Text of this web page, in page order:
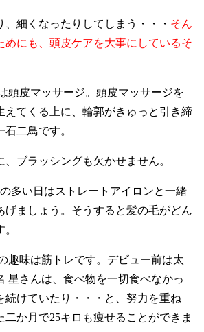
細くなったりしてしまう・・・ そん
めにも、頭皮ケアを大事にしているそ
頭皮マッサージ。頭皮マッサージを
えてくる上に、輪郭がきゅっと引き締
二鳥です。
ブラッシングも欠かせません。
多い日はストレートアイロンと一緒
げましょう。そうすると髪の毛がどん
趣味は筋トレです。デビュー前は太
星さんは、食べ物を一切食べなかっ
続けていたり・・・と、努力を重ね
二か月で25キロも痩せることができま